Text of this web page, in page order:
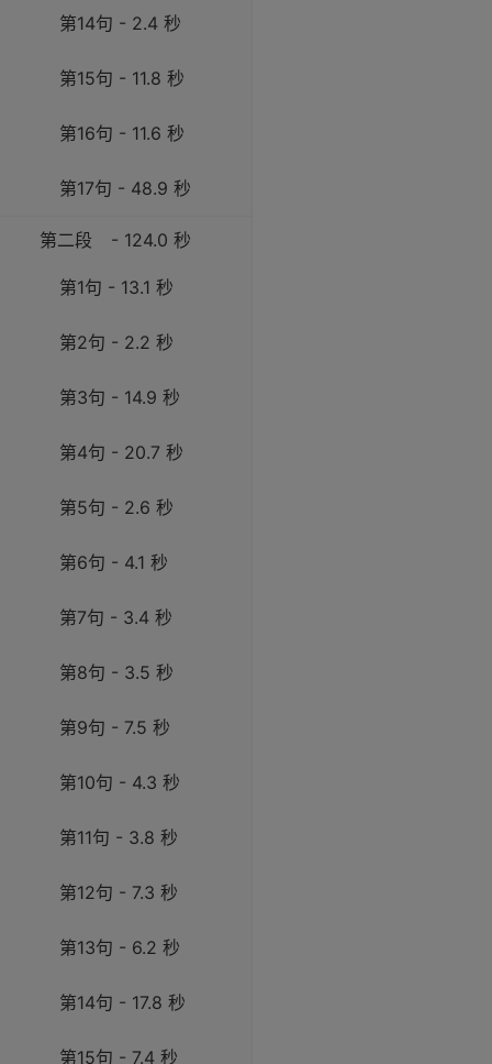
第14句 - 2.4 秒
第15句 - 11.8 秒
第16句 - 11.6 秒
第17句 - 48.9 秒
第二段 - 124.0 秒
第1句 - 13.1 秒
第2句 - 2.2 秒
第3句 - 14.9 秒
第4句 - 20.7 秒
第5句 - 2.6 秒
第6句 - 4.1 秒
第7句 - 3.4 秒
第8句 - 3.5 秒
第9句 - 7.5 秒
第10句 - 4.3 秒
第11句 - 3.8 秒
第12句 - 7.3 秒
第13句 - 6.2 秒
第14句 - 17.8 秒
第15句 - 7.4 秒